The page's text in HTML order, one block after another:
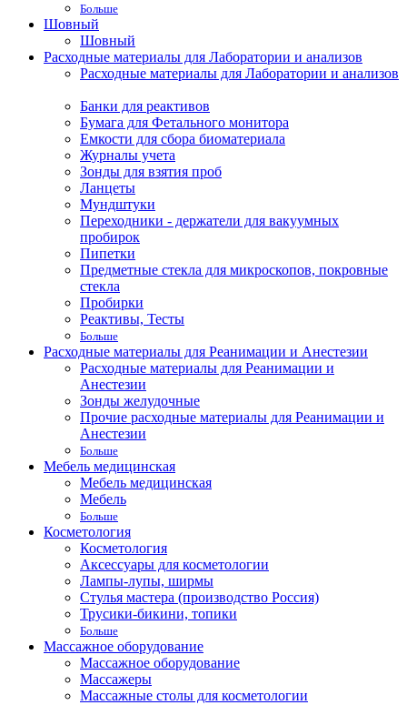
Больше
Шовный
Шовный
Расходные материалы для Лаборатории и анализов
Расходные материалы для Лаборатории и анализов
Банки для реактивов
Бумага для Фетального монитора
Емкости для сбора биоматериала
Журналы учета
Зонды для взятия проб
Ланцеты
Мундштуки
Переходники - держатели для вакуумных
пробирок
Пипетки
Предметные стекла для микроскопов, покровные
стекла
Пробирки
Реактивы, Тесты
Больше
Расходные материалы для Реанимации и Анестезии
Расходные материалы для Реанимации и
Анестезии
Зонды желудочные
Прочие расходные материалы для Реанимации и
Анестезии
Больше
Мебель медицинская
Мебель медицинская
Мебель
Больше
Косметология
Косметология
Аксессуары для косметологии
Лампы-лупы, ширмы
Стулья мастера (производство Россия)
Трусики-бикини, топики
Больше
Массажное оборудование
Массажное оборудование
Массажеры
Массажные столы для косметологии